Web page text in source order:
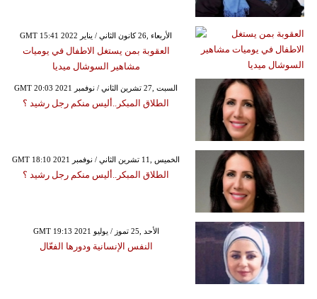
GMT 15:41 2022 الأربعاء ,26 كانون الثاني / يناير
العقوبة بمن يستغل الاطفال في يوميات
مشاهير السوشال ميديا
GMT 20:03 2021 السبت ,27 تشرين الثاني / نوفمبر
الطلاق المبكر..أليس منكم رجل رشيد ؟
GMT 18:10 2021 الخميس ,11 تشرين الثاني / نوفمبر
الطلاق المبكر..أليس منكم رجل رشيد ؟
GMT 19:13 2021 الأحد ,25 تموز / يوليو
النفس الإنسانية ودورها الفعّال